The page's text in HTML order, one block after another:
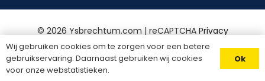
© 2026 Ysbrechtum.com | reCAPTCHA Privacy
Policyenvoorwaarden|Privacy statement |
Website doorDivites webwerk
Wij gebruiken cookies om te zorgen voor een betere
gebruikservaring. Daarnaast gebruiken wij cookies
voor onze webstatistieken.
Ok